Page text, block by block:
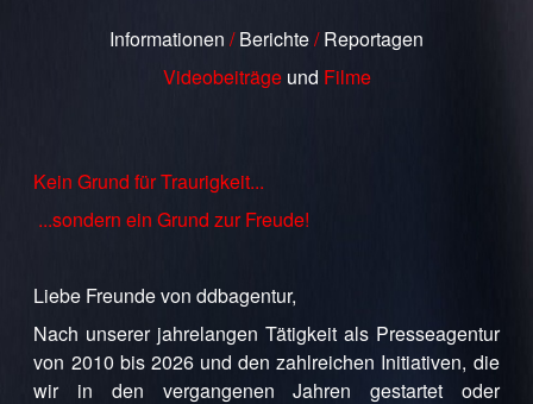
Informationen /Berichte/Reportagen
Videobeiträge und Filme
Kein Grund für Traurigkeit...
...sondern ein Grund zur Freude!
Liebe Freunde von ddbagentur,
Nach unserer jahrelangen Tätigkeit als Presseagentur
von 2010 bis 2026 und den zahlreichen Initiativen, die
wir in den vergangenen Jahren gestartet oder